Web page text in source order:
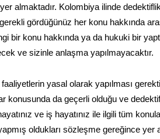
almaktadır. Kolombiya ilinde
gördüğünüz her konu hakkında
bir konu hakkında ya da hukuki bir
ve sizinle anlaşma yapılmayacaktır.
yasal olarak yapılması
konusunda da geçerli olduğu ve
ve iş hayatınız ile ilgili tüm
oldukları sözleşme gereğince